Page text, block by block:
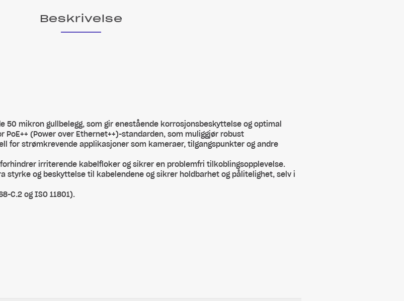
Beskrivelse
mikron gullbelegg, som gir enestående korrosjonsbeskyttelse og optimal
(Power over Ethernet++)-standarden, som muliggjør robust
for strømkrevende applikasjoner som kameraer, tilgangspunkter og andre
irriterende kabelfloker og sikrer en problemfri tilkoblingsopplevelse.
styrke og beskyttelse til kabelendene og sikrer holdbarhet og pålitelighet, selv i
C.2 og ISO 11801).